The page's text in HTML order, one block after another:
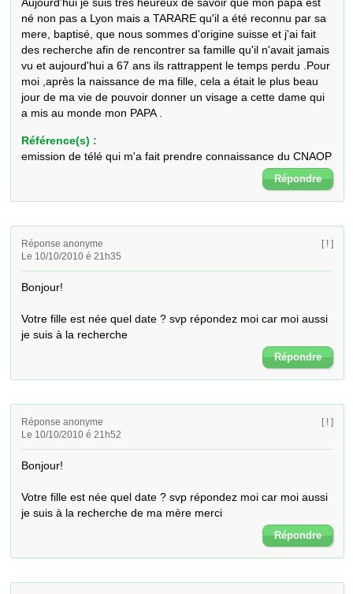
né non pas a Lyon mais a TARARE qu'il a été reconnu par sa
mere, baptisé, que nous sommes d'origine suisse et j'ai fait
des recherche afin de rencontrer sa famille qu'il n'avait jamais
vu et aujourd'hui a 67 ans ils rattrappent le temps perdu .Pour
moi ,après la naissance de ma fille, cela a était le plus beau
jour de ma vie de pouvoir donner un visage a cette dame qui
a mis au monde mon PAPA .
Référence(s) :
emission de télé qui m'a fait prendre connaissance du CNAOP
Répondre
Réponse anonyme
Le 10/10/2010 é 21h35
[ ! ]
Bonjour!
Votre fille est née quel date ? svp répondez moi car moi aussi
je suis à la recherche
Répondre
Réponse anonyme
Le 10/10/2010 é 21h52
[ ! ]
Bonjour!
Votre fille est née quel date ? svp répondez moi car moi aussi
je suis à la recherche de ma mère merci
Répondre